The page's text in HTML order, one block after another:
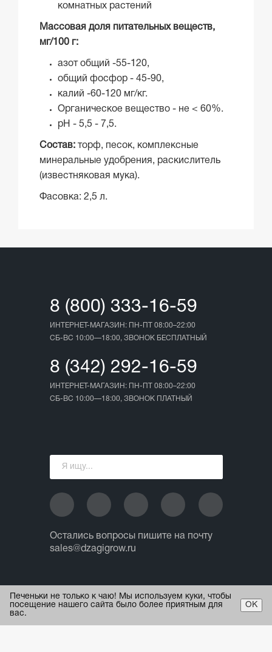
комнатных растений
Массовая доля питательных веществ,
мг/100 г:
азот общий -55-120,
общий фосфор - 45-90,
калий -60-120 мг/кг.
Органическое вещество - не < 60%.
рН - 5,5 - 7,5.
Состав: торф, песок, комплексные
минеральные удобрения, раскислитель
(известняковая мука).
Фасовка: 2,5 л.
8 (800) 333-16-59
ИНТЕРНЕТ-МАГАЗИН: ПН-ПТ 08:00–22:00
СБ-ВС 10:00—18:00, ЗВОНОК БЕСПЛАТНЫЙ
8 (342) 292-16-59
ИНТЕРНЕТ-МАГАЗИН: ПН-ПТ 08:00–22:00
СБ-ВС 10:00—18:00, ЗВОНОК ПЛАТНЫЙ
Остались вопросы пишите на почту
sales@dzagigrow.ru
© 2013 - 2026 ИП Ежов А.А.
Все права защищены.
Печеньки не только к чаю! Мы используем куки, чтобы
посещение нашего сайта было более приятным для
вас.
ОК